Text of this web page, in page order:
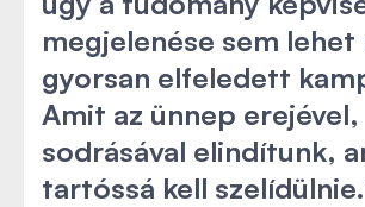
megjelenése sem lehet
gyorsan elfeledett
Amit az ünnep erejével,
sodrásával elindítunk,
tartóssá kell